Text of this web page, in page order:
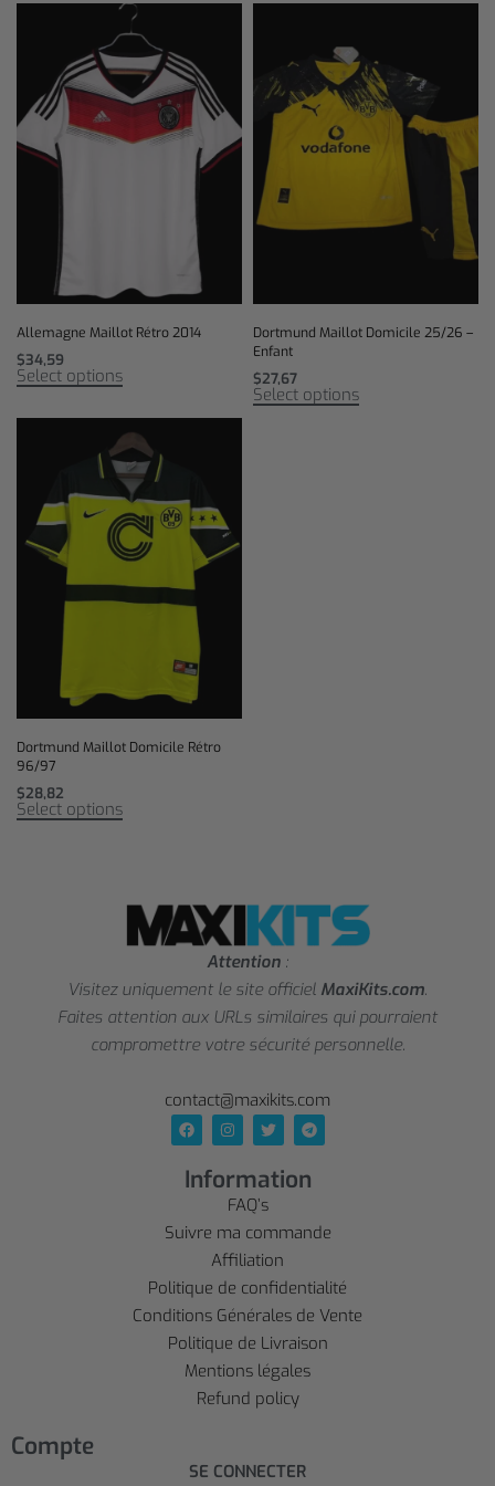
Allemagne Maillot Rétro 2014
$34,59
Select options
Dortmund Maillot Domicile 25/26 –
Enfant
$27,67
Select options
Dortmund Maillot Domicile Rétro
96/97
$28,82
Select options
Attention :
Visitez uniquement le site officiel MaxiKits.com.
Faites attention aux URLs similaires qui pourraient
compromettre votre sécurité personnelle.
contact@maxikits.com
Information
FAQ’s
Suivre ma commande
Affiliation
Politique de confidentialité
Conditions Générales de Vente
Politique de Livraison
Mentions légales
Refund policy
Compte
SE CONNECTER